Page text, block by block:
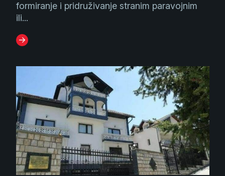
formiranje i pridruživanje stranim paravojnim
ili...